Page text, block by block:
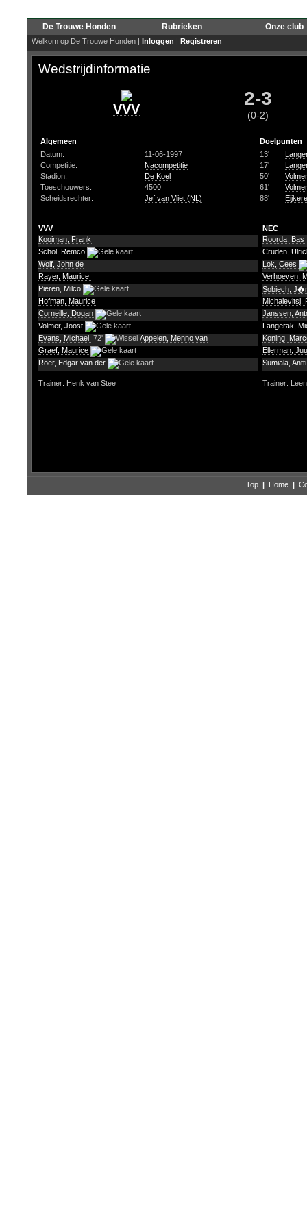
De Trouwe Honden Rubrieken Onze club
Welkom op De Trouwe Honden | Inloggen | Registreren
Wedstrijdinformatie
VVV 2-3
(0-2)
Algemeen
Datum:
11-06-1997
Competitie:
Nacompetitie
Stadion:
De Koel
Toeschouwers:
4500
Scheidsrechter:
Jef van Vliet (NL)
Doelpunten
13'
17'
50'
61'
88'
VVV
NEC
Kooiman, Frank
Schol, Remco
Wolf, John de
Rayer, Maurice
Pieren, Milco
Hofman, Maurice
Corneille, Dogan
Volmer, Joost
Evans, Michael 72'
Appelen, Menno van
Graef, Maurice
Roer, Edgar van der
Roorda, Bas
Cruden,
Lok, Cees
Verhoeven,
Sobiech,
Michalevitsj,
Janssen,
Langerak,
Koning,
Ellerman,
Sumiala,
Trainer: Henk van Stee Trainer:
Top | Home |